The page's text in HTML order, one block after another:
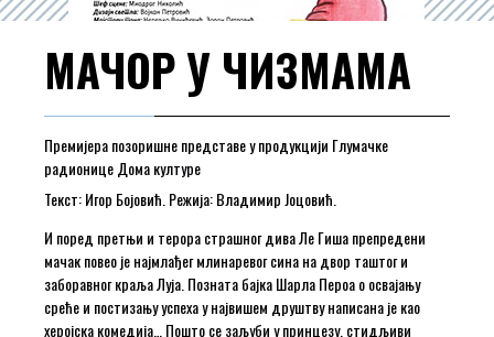
МАЧОР У ЧИЗМАМА
Премијера позоришне представе у продукцији Глумачке
радионице Дома културе
Текст: Игор Бојовић. Режија: Владимир Јоцовић.
И поред претњи и терора страшног дива Ле Гиша препредени
мачак повео је најмлађег млинаревог сина на двор таштог и
заборавног краља Луја. Позната бајка Шарла Пероа о освајању
среће и постизању успеха у највишем друштву написана је као
херојска комедија… Пошто се заљуби у принцезу, стидљиви